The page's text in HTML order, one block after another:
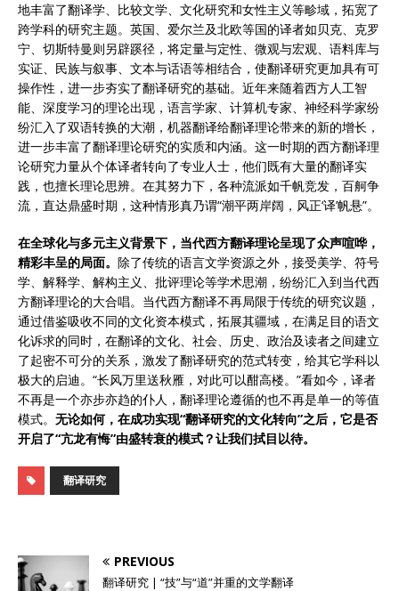
地丰富了翻译学、比较文学、文化研究和女性主义等畛域，拓宽了
跨学科的研究主题。英国、爱尔兰及北欧等国的译者如贝克、克罗
宁、切斯特曼则另辟蹊径，将定量与定性、微观与宏观、语料库与
实证、民族与叙事、文本与话语等相结合，使翻译研究更加具有可
操作性，进一步夯实了翻译研究的基础。近年来随着西方人工智
能、深度学习的理论出现，语言学家、计算机专家、神经科学家纷
纷汇入了双语转换的大潮，机器翻译给翻译理论带来的新的增长，
进一步丰富了翻译理论研究的实质和内涵。这一时期的西方翻译理
论研究力量从个体译者转向了专业人士，他们既有大量的翻译实
践，也擅长理论思辨。在其努力下，各种流派如千帆竞发，百舸争
流，直达鼎盛时期，这种情形真乃谓“潮平两岸阔，风正‘译’帆悬”。
在全球化与多元主义背景下，当代西方翻译理论呈现了众声喧哗，
精彩丰呈的局面。 除了传统的语言文学资源之外，接受美学、符号
学、解释学、解构主义、批评理论等学术思潮，纷纷汇入到当代西
方翻译理论的大合唱。当代西方翻译不再局限于传统的研究议题，
通过借鉴吸收不同的文化资本模式，拓展其疆域，在满足目的语文
化诉求的同时，在翻译的文化、社会、历史、政治及读者之间建立
了起密不可分的关系，激发了翻译研究的范式转变，给其它学科以
极大的启迪。“长风万里送秋雁，对此可以酣高楼。”看如今，译者
不再是一个亦步亦趋的仆人，翻译理论遵循的也不再是单一的等值
模式。 无论如何，在成功实现“翻译研究的文化转向”之后，它是否
开启了“亢龙有悔”由盛转衰的模式？让我们拭目以待。
翻译研究
PREVIOUS
翻译研究 | “技”与“道”并重的文学翻译